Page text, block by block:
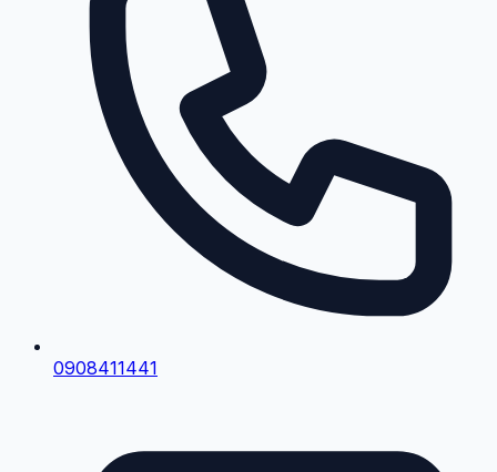
0908411441